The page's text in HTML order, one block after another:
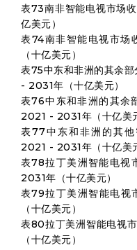
表73南非智能电视市场
亿美元）
表74南非智能电视市场
（十亿美元）
表75中东和非洲的其余
- 2031年（十亿美元）
表76中东和非洲的其余
2021 - 2031年（十亿美
表77中东和非洲的其他
2021 - 2031年（十亿美
表78拉丁美洲智能电视
2031年（十亿美元）
表79拉丁美洲智能电
（十亿美元）
表80拉丁美洲智能电视
（十亿美元）